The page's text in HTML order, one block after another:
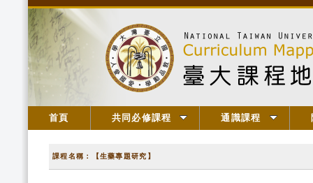
首頁 共同必修課程 通識課程
課程名稱：【生藥專題研究】